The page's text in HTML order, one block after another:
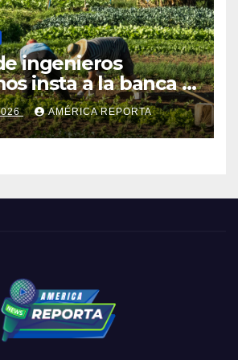
ingenieros
insta a la banca a
la agricultura
AMÉRICA REPORTA